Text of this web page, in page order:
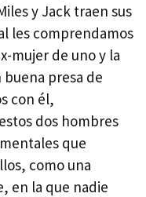
y Jack traen sus
les comprendamos
mujer de uno y la
presa de
con él,
dos hombres
que
como una
en la que nadie